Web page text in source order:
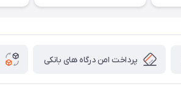
پرداخت امن درگاه های بانکی